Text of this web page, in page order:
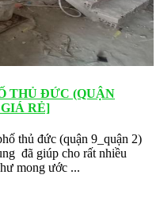
THỦ ĐỨC (QUẬN
RẺ]
thủ đức (quận 9_quận 2)
đã giúp cho rất nhiều
mong ước ...